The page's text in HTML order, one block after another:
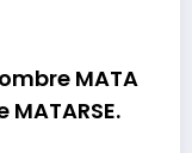
MATA